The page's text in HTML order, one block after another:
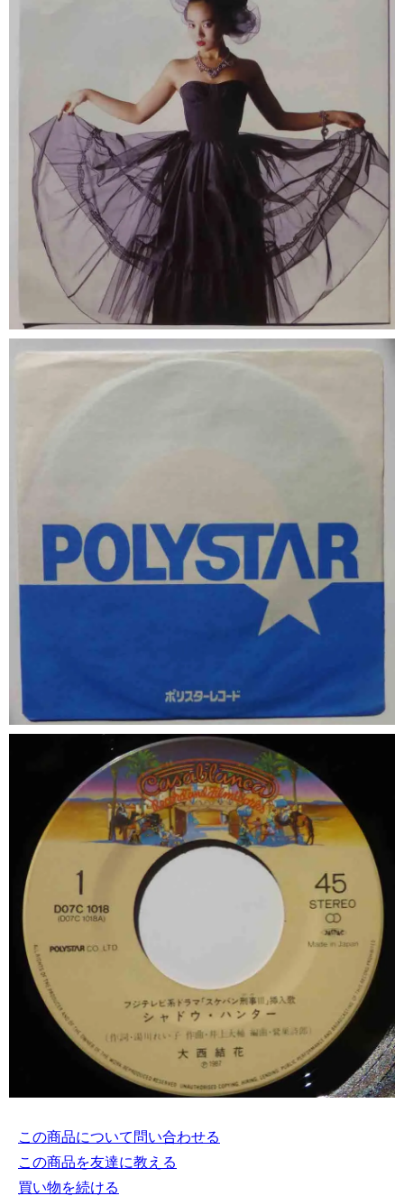
この商品について問い合わせる
この商品を友達に教える
買い物を続ける